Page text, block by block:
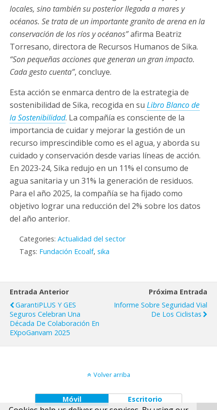
locales, sino también su posterior llegada a mares y
océanos. Se trata de un importante granito de arena en la
conservación de los ríos y océanos”afirma Beatriz
Torresano, directora de Recursos Humanos de Sika.
“Son pequeñas acciones que generan un gran impacto.
Cada gesto cuenta”, concluye.
Esta acción se enmarca dentro de la estrategia de
sostenibilidad de Sika, recogida en su Libro Blanco de
la Sostenibilidad. La compañía es consciente de la
importancia de cuidar y mejorar la gestión de un
recurso imprescindible como es el agua, y aborda su
cuidado y conservación desde varias líneas de acción.
En 2023-24, Sika redujo en un 11% el consumo de
agua sanitaria y un 31% la generación de residuos.
Para el año 2025, la compañía se ha fijado como
objetivo lograr una reducción del 2% sobre los datos
del año anterior.
Categories: Actualidad del sector
Tags: Fundación Ecoalf, sika
Entrada Anterior
GarantiPLUS Y GES
Seguros Celebran Una
Década De Colaboración En
EXpoGanvam 2025
Próxima Entrada
Informe Sobre Seguridad Vial
De Los Ciclistas
Volver arriba
Móvil Escritorio